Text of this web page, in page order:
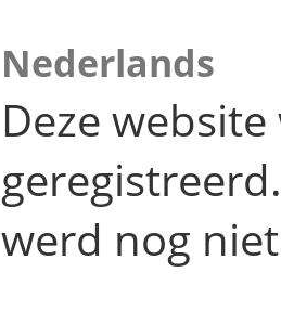
Nederlands
Deze
werd nog